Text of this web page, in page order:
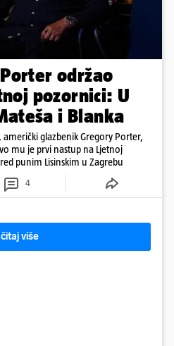
održao
pozornici: U
i Blanka
glazbenik Gregory Porter,
mu je prvi nastup na Ljetnoj
punim Lisinskim u Zagrebu
4
više